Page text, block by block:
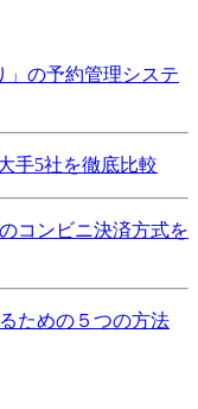
」の予約管理システ
手5社を徹底比較
コンビニ決済方式を
ための５つの方法